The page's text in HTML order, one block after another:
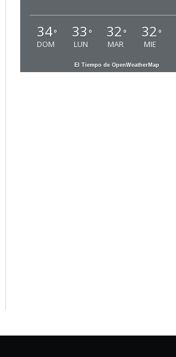
34°
DOM
33 °
LUN
32 °
MAR
32 °
MIE
El Tiempo de OpenWeatherMap